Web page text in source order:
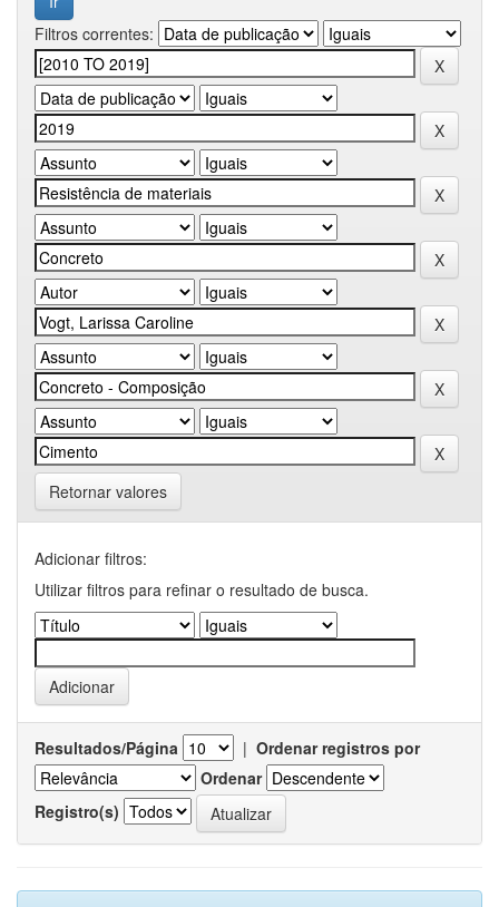
Filtros correntes:
Retornar valores
Adicionar filtros:
Utilizar filtros para refinar o resultado de busca.
Resultados/Página | Ordenar registros por
Ordenar
Registro(s)